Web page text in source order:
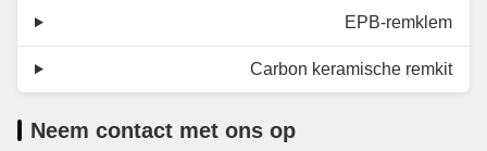
EPB-remklem
Carbon keramische remkit
Neem contact met ons op